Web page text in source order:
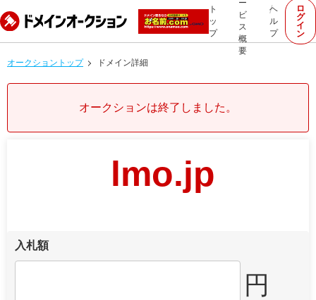
ト
ッ
プ
ー
ビ
ス
概
要
ヘ
ル
プ
ロ
グ
イ
ン
オークショントップ ドメイン詳細
オークションは終了しました。
lmo.jp
入札額
円